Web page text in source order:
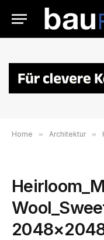
Home » Architektur »